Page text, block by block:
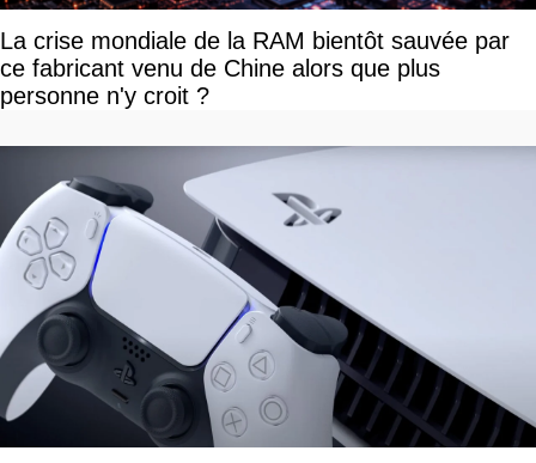
La crise mondiale de la RAM bientôt sauvée par
ce fabricant venu de Chine alors que plus
personne n'y croit ?